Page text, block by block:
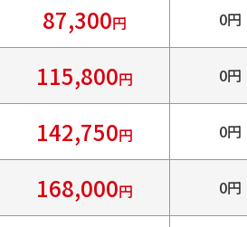
87,300円 0円
115,800円 0円
142,750円 0円
168,000円 0円